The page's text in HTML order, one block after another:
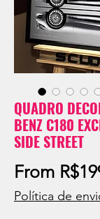
QUADRO
BENZ C180
SIDE STREET
From
Política de